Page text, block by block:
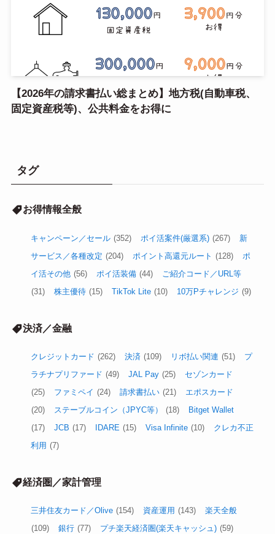
【2026年の請求書払い総まとめ】地方税(自動車税、
固定資産税等)、公共料金をお得に
タグ
お得情報全般
キャンペーン／セール (352) ポイ活案件(厳選系) (267)
新
サービス／各種改定 (204) ポイント高還元ルート (128)
ポ
イ活その他 (56) ポイ活装備 (44)
ご紹介コード／URL等
(31)
株主優待 (15) TikTok Lite (10) 10万Pチャレンジ (9)
決済／金融
クレジットカード (262) 決済 (109) リボ払い関連 (51)
プ
ラチナプリファード (49) JAL Pay (25)
セゾンカード
(25)
ファミペイ (24) 請求書払い (21)
エポスカード
(20)
ステーブルコイン（JPYC等） (18)
Bitget Wallet
(17)
JCB (17) IDARE (15) Visa Infinite (10)
クレカ不正
利用 (7)
経済圏／家計管理
三井住友カード／Olive (154) 資産運用 (143)
楽天全般
(109)
銀行 (77) プチ楽天経済圏(楽天キャッシュ) (59)